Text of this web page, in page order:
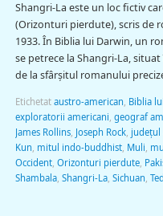
Shangri-La este un loc fictiv
(Orizonturi pierdute), scris de
1933. În Biblia lui Darwin, un
se petrece la Shangri-La,
de la sfârșitul romanului
Etichetat austro-american Biblia
exploratorii americani geograf
James Rollins, Joseph Rock, județul
Kun mitul indo-buddhist, Muli
Occident, Orizonturi pierdute,
Shambala, Shangri-La, Sichuan